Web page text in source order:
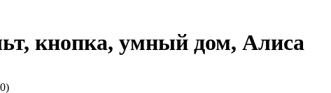
кнопка, умный дом, Алиса